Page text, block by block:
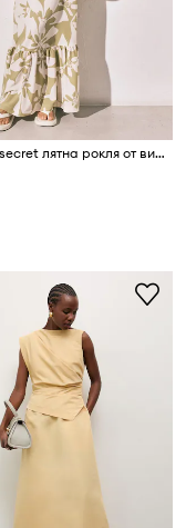
women'secret лятна рокля от вискоза